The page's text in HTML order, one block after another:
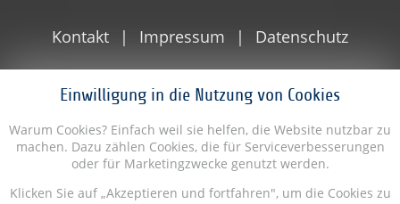
Einwilligung in die Nutzung von Cookies
Warum Cookies? Einfach weil sie helfen, die Website nutzbar zu
machen. Dazu zählen Cookies, die für Serviceverbesserungen
oder für Marketingzwecke genutzt werden.
Klicken Sie auf „Akzeptieren und fortfahren", um die Cookies zu
Kontakt Impressum Datenschutz